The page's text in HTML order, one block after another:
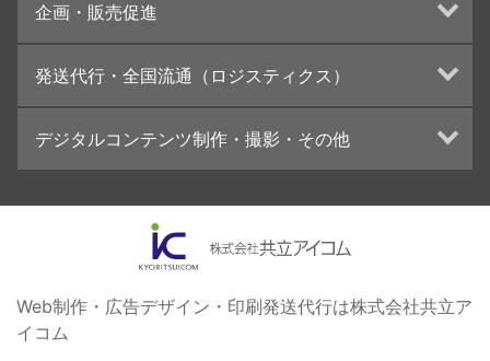
カタログデザインの制作・印刷
学校・会社案内パンフレット制作・印刷
高精細印刷（スブリマ印刷）
社内報
名刺
一般印刷 （オンデマンド・オフセット）
ユニバーサル・コミュニケーション・デザイン
企画・販売促進
ブランディング戦略
コンテンツ制作
採用プロモーション
発送代行・全国流通（ロジスティクス）
デジタルコンテンツ制作・撮影・その他
イラスト・キャラクター制作
ロゴデザイン・CI設計
コピー・ライティング
電子ブック制作
Web制作・広告デザイン・印刷発送代行は株式会社共立ア
イコム